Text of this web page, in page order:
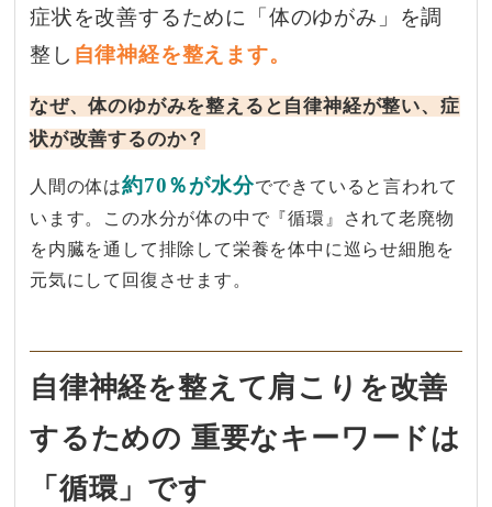
症状を改善するために「体のゆがみ」を調
整し 自律神経を整えます。
なぜ、体のゆがみを整えると自律神経が整い、症
状が改善するのか？
人間の体は約70％が水分でできていると言われて
います。この水分が体の中で『循環』されて老廃物
を内臓を通して排除して栄養を体中に巡らせ細胞を
元気にして回復させます。
自律神経を​整えて​肩こりを​改善
する​ための​ 重要な​キーワードは​
「循環」です